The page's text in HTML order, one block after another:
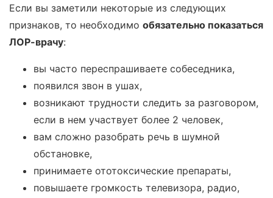
Если вы заметили некоторые из следующих
признаков, то необходимо обязательно показаться
ЛОР-врачу:
вы часто переспрашиваете собеседника,
появился звон в ушах,
возникают трудности следить за разговором,
если в нем участвует более 2 человек,
вам сложно разобрать речь в шумной
обстановке,
принимаете ототоксические препараты,
повышаете громкость телевизора, радио,